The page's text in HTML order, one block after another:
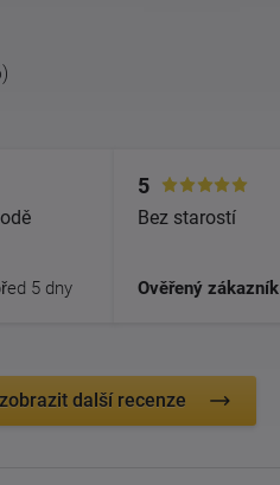
5 dny
5
Bez starostí
Ověřený zákazník
zobrazit další recenze